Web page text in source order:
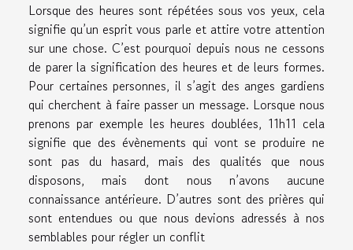
Lorsque des heures sont répétées sous vos yeux, cela
signifie qu’un esprit vous parle et attire votre attention
sur une chose. C’est pourquoi depuis nous ne cessons
de parer la signification des heures et de leurs formes.
Pour certaines personnes, il s’agit des anges gardiens
qui cherchent à faire passer un message. Lorsque nous
prenons par exemple les heures doublées, 11h11 cela
signifie que des évènements qui vont se produire ne
sont pas du hasard, mais des qualités que nous
disposons, mais dont nous n’avons aucune
connaissance antérieure. D’autres sont des prières qui
sont entendues ou que nous devions adressés à nos
semblables pour régler un conflit